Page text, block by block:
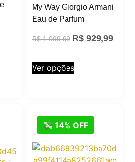
My Way Giorgio Armani
Eau de Parfum
R$1.099,99 R$ 929,99
Ver opções
💸 14% OFF